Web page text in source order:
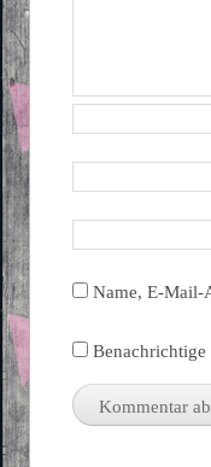
Name, E-Mail-